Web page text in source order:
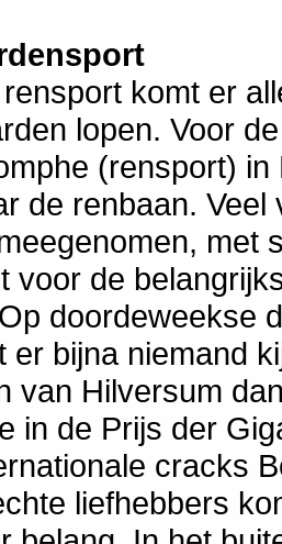
komt er
lopen. Voor
(rensport)
de renbaan.
met
voor de
doordeweekse
er bijna niemand
van Hilversum
in de Prijs der
cracks
liefhebbers